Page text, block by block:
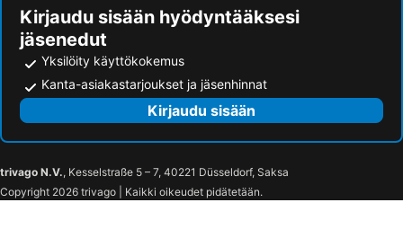
Kirjaudu sisään hyödyntääksesi
jäsenedut
Yksilöity käyttökokemus
Kanta-asiakastarjoukset ja jäsenhinnat
Kirjaudu sisään
trivago N.V., Kesselstraße 5 – 7, 40221 Düsseldorf, Saksa
Copyright 2026 trivago | Kaikki oikeudet pidätetään.